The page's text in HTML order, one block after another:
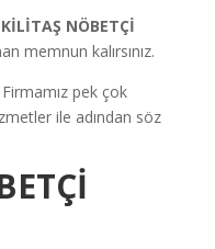
NÖBETÇİ
memnun kalırsınız.
Firmamız pek çok
ile adından söz